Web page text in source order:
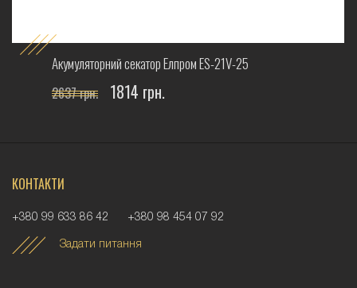
Акумуляторний секатор Елпром ES-21V-25
2637 грн. 1814 грн.
КОНТАКТИ
+380 99 633 86 42 +380 98 454 07 92
Задати питання